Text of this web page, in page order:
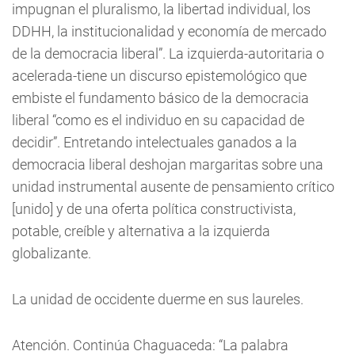
impugnan el pluralismo, la libertad individual, los
DDHH, la institucionalidad y economía de mercado
de la democracia liberal”. La izquierda-autoritaria o
acelerada-tiene un discurso epistemológico que
embiste el fundamento básico de la democracia
liberal “como es el individuo en su capacidad de
decidir”. Entretando intelectuales ganados a la
democracia liberal deshojan margaritas sobre una
unidad instrumental ausente de pensamiento crítico
[unido] y de una oferta política constructivista,
potable, creíble y alternativa a la izquierda
globalizante.
La unidad de occidente duerme en sus laureles.
Atención. Continúa Chaguaceda: “La palabra